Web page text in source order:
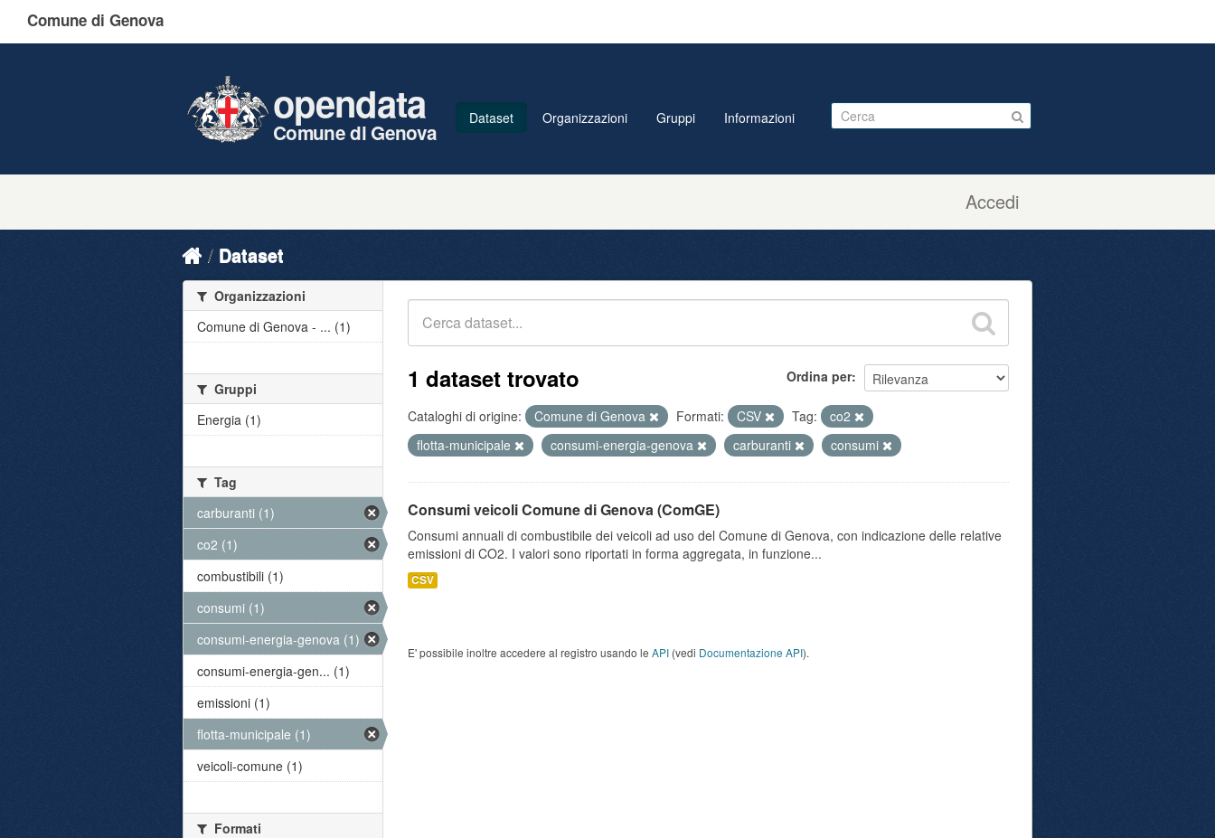
Comune di Genova
Accedi
opendata
Comune di Genova
Dataset Organizzazioni Gruppi Informazioni
Dataset
Ordina per
1 dataset trovato
Cataloghi di origine: Comune di Genova Formati: CSV Tag:
co2
flotta-municipale
consumi-energia-genova carburanti consumi
Consumi veicoli Comune di Genova (ComGE)
Consumi annuali di combustibile dei veicoli ad uso del Comune di Genova, con indicazione delle relative
emissioni di CO2. I valori sono riportati in forma aggregata, in funzione...
CSV
E' possibile inoltre accedere al registro usando le API (vedi Documentazione API).
Organizzazioni
Comune di Genova - ... (1)
Gruppi
Energia (1)
Tag
carburanti (1)
co2 (1)
combustibili (1)
consumi (1)
consumi-energia-genova (1)
consumi-energia-gen... (1)
emissioni (1)
flotta-municipale (1)
veicoli-comune (1)
Formati